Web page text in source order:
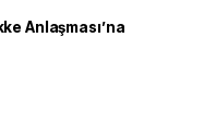
Anlaşması’na